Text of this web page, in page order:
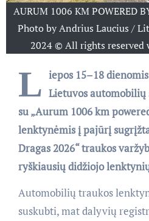
AURUM 1006 KM POWERED
Photo by Andrius Laucius /
2024 © All rights reserved
L iepos 15–18
Lietuvos automobilių
su „Aurum 1006 km
lenktynėmis į pajūrį
Dragas 2026“ traukos
ryškiausių didžiojo
Automobilių traukos
suskubti, mat dalyvių